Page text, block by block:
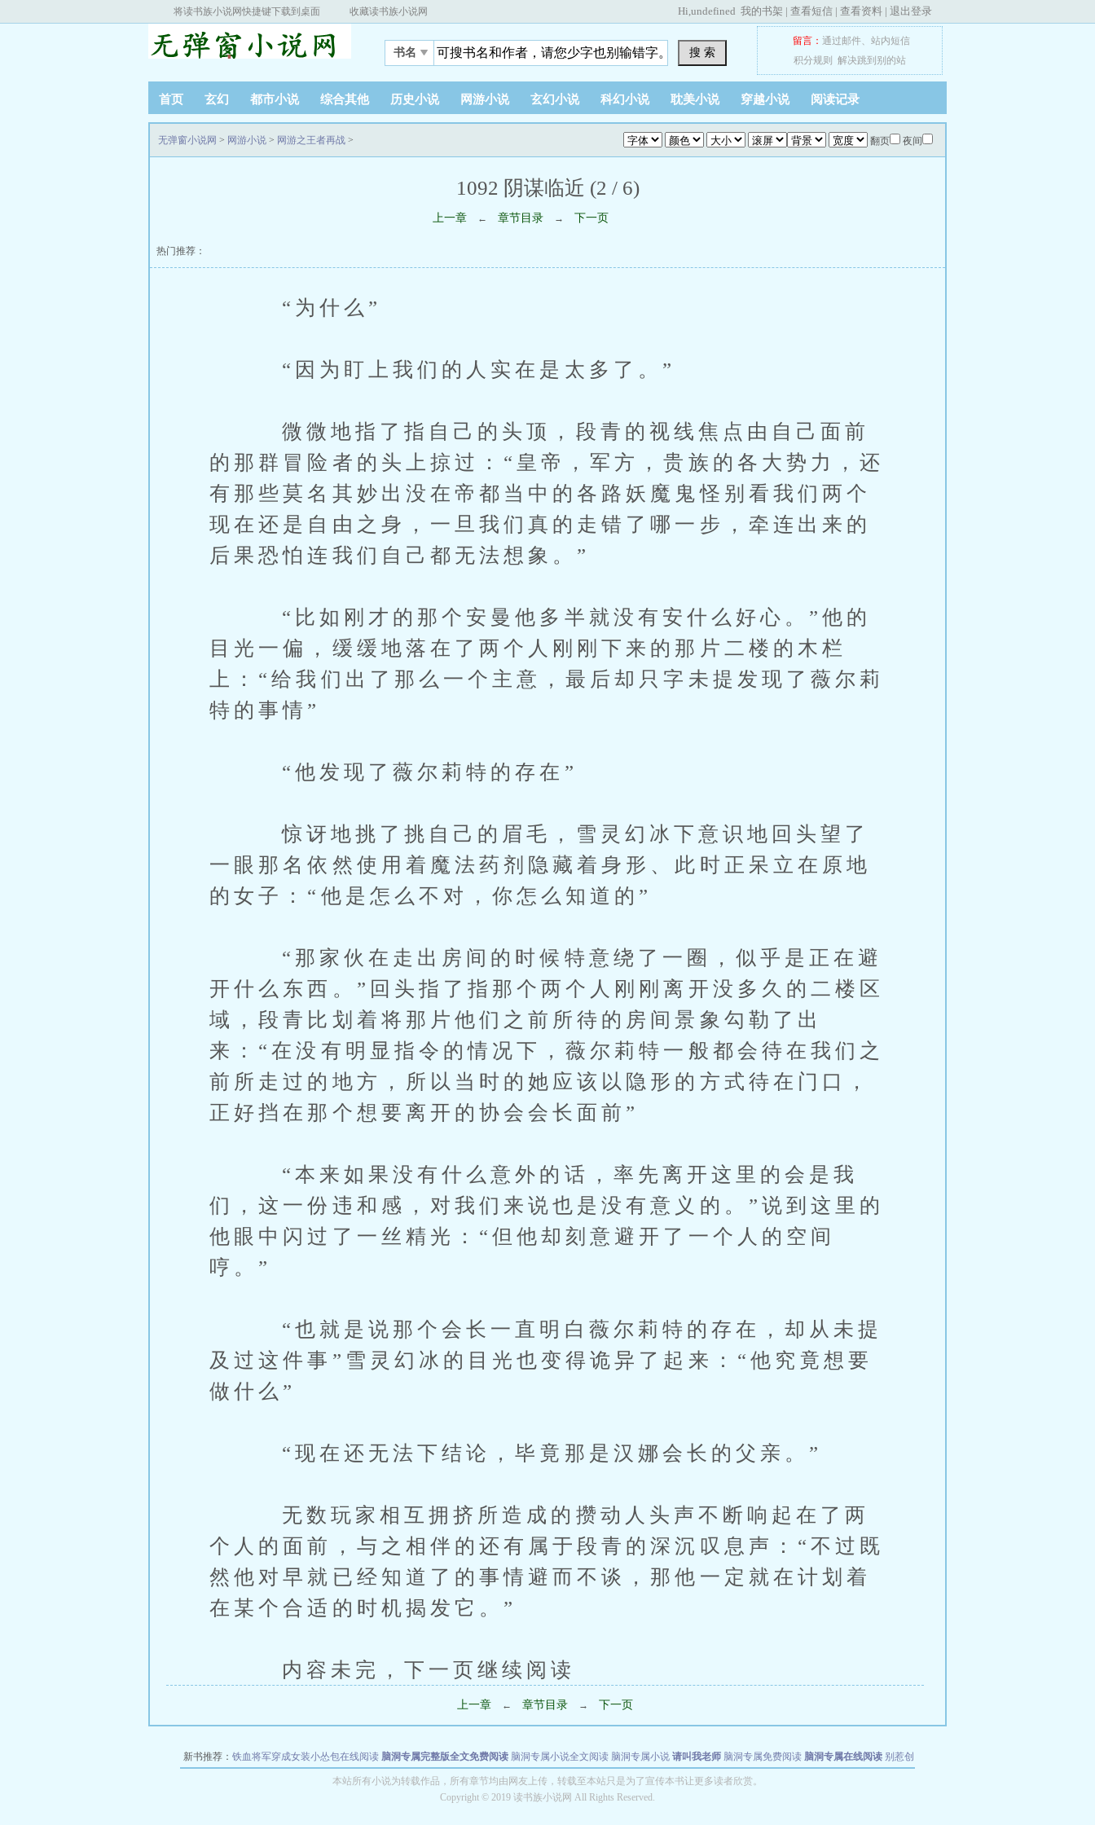
将读书族小说网快捷键下载到桌面 收藏读书族小说网 Hi,undefined 我的书架 | 查看短信 | 查看资料 | 退出登录
书名 搜 索
留言： 通过邮件、 站内短信
积分规则
解决跳到别的站
首页 玄幻 都市小说 综合其他 历史小说 网游小说 玄幻小说 科幻小说 耽美小说 穿越小说 阅读记录
翻页 夜间
无弹窗小说网 > 网游小说 > 网游之王者再战 >
1092 阴谋临近 (2 / 6)
上一章 ← 章节目录 → 下一页
热门推荐：
“为什么”
“因为盯上我们的人实在是太多了。”
微微地指了指自己的头顶，段青的视线焦点由自己面前
的那群冒险者的头上掠过：“皇帝，军方，贵族的各大势力，还
有那些莫名其妙出没在帝都当中的各路妖魔鬼怪别看我们两个
现在还是自由之身，一旦我们真的走错了哪一步，牵连出来的
后果恐怕连我们自己都无法想象。”
“比如刚才的那个安曼他多半就没有安什么好心。”他的
目光一偏，缓缓地落在了两个人刚刚下来的那片二楼的木栏
上：“给我们出了那么一个主意，最后却只字未提发现了薇尔莉
特的事情”
“他发现了薇尔莉特的存在”
惊讶地挑了挑自己的眉毛，雪灵幻冰下意识地回头望了
一眼那名依然使用着魔法药剂隐藏着身形、此时正呆立在原地
的女子：“他是怎么不对，你怎么知道的”
“那家伙在走出房间的时候特意绕了一圈，似乎是正在避
开什么东西。”回头指了指那个两个人刚刚离开没多久的二楼区
域，段青比划着将那片他们之前所待的房间景象勾勒了出
来：“在没有明显指令的情况下，薇尔莉特一般都会待在我们之
前所走过的地方，所以当时的她应该以隐形的方式待在门口，
正好挡在那个想要离开的协会会长面前”
“本来如果没有什么意外的话，率先离开这里的会是我
们，这一份违和感，对我们来说也是没有意义的。”说到这里的
他眼中闪过了一丝精光：“但他却刻意避开了一个人的空间
哼。”
“也就是说那个会长一直明白薇尔莉特的存在，却从未提
及过这件事”雪灵幻冰的目光也变得诡异了起来：“他究竟想要
做什么”
“现在还无法下结论，毕竟那是汉娜会长的父亲。”
无数玩家相互拥挤所造成的攒动人头声不断响起在了两
个人的面前，与之相伴的还有属于段青的深沉叹息声：“不过既
然他对早就已经知道了的事情避而不谈，那他一定就在计划着
在某个合适的时机揭发它。”
内容未完，下一页继续阅读
上一章 ← 章节目录 → 下一页
新书推荐： 铁血将军穿成女装小怂包在线阅读 脑洞专属完整版全文免费阅读 脑洞专属小说全文阅读 脑洞专属小说 请叫我老师 脑洞专属免费阅读 脑洞专属在线阅读 别惹创
世者 穿书第一天就结婚小说全文阅读
本站所有小说为转载作品，所有章节均由网友上传，转载至本站只是为了宣传本书让更多读者欣赏。
Copyright © 2019 读书族小说网 All Rights Reserved.